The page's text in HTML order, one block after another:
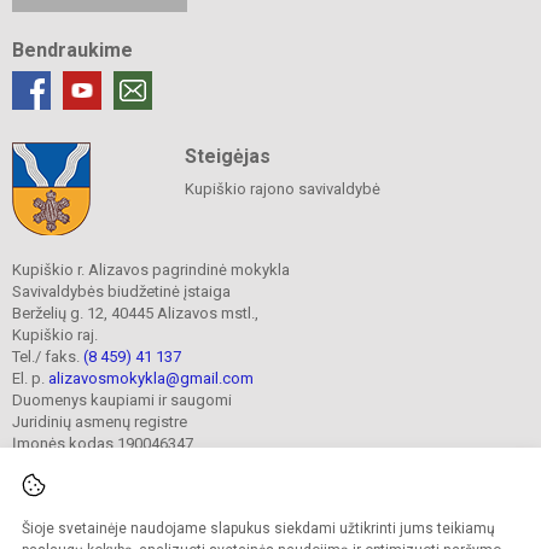
Šioje svetainėje naudojame slapukus siekdami užtikrinti jums teikiamų
Bendraukime
Steigėjas
Kupiškio rajono savivaldybė
Kupiškio r. Alizavos pagrindinė mokykla
Savivaldybės biudžetinė įstaiga
Berželių g. 12, 40445 Alizavos mstl.,
Kupiškio raj.
Tel./ faks. (8 459) 41 137
El. p. alizavosmokykla@gmail.com
Duomenys kaupiami ir saugomi
Juridinių asmenų registre
Įmonės kodas 190046347
© 2023. Kupiškio r. Alizavos pagrindinė mokykla. Visos teisės saugomos.